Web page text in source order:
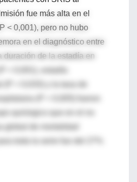
fue más alta en el
< 0,001), pero no hubo
en el diagnóstico entre
duración de la estadía en
< 0,001), estadía
quirúrgico que en el no